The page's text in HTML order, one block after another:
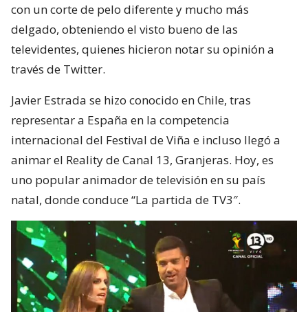
con un corte de pelo diferente y mucho más
delgado, obteniendo el visto bueno de las
televidentes, quienes hicieron notar su opinión a
través de Twitter.
Javier Estrada se hizo conocido en Chile, tras
representar a España en la competencia
internacional del Festival de Viña e incluso llegó a
animar el Reality de Canal 13, Granjeras. Hoy, es
uno popular animador de televisión en su país
natal, donde conduce “La partida de TV3″.